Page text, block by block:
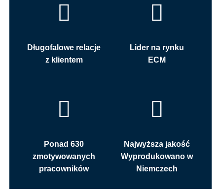
Długofalowe relacje
z klientem
Lider na rynku
ECM
Ponad 630
zmotywowanych
pracowników
Najwyższa jakość
Wyprodukowano w
Niemczech